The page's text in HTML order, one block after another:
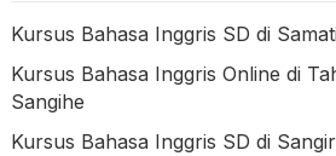
Kursus Bahasa Inggris SD di
Kursus Bahasa Inggris Online di
Sangihe
Kursus Bahasa Inggris SD di